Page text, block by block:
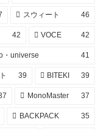
スウィート 46
42 VOCE 42
・universe 41
39 BITEKI 39
MonoMaster 37
BACKPACK 35